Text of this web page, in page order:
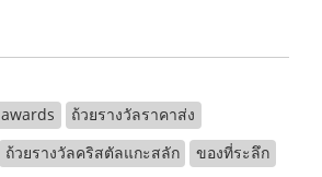
awards
ถ้วยรางวัลราคาส่ง
ถ้วยรางวัลคริสตัลแกะสลัก
ของที่ระลึก